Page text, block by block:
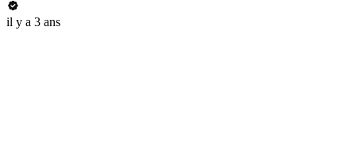
il y a 3 ans